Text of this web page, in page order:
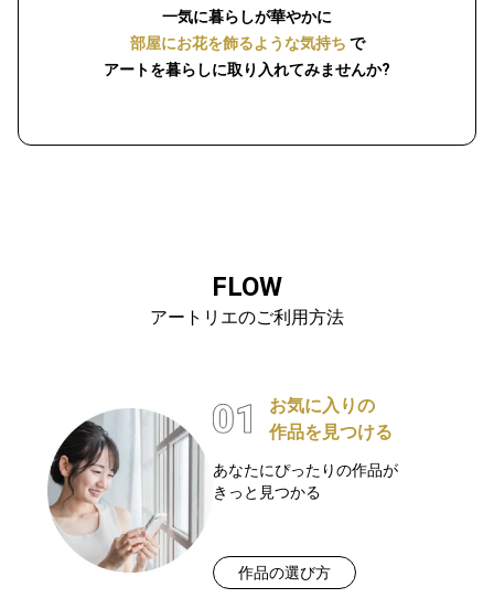
一気に暮らしが華やかに
部屋にお花を飾るような気持ち で
アートを暮らしに取り入れてみませんか?
FLOW
アートリエのご利用方法
お気に入りの
作品を見つける
あなたにぴったりの作品が
きっと見つかる
作品の選び方